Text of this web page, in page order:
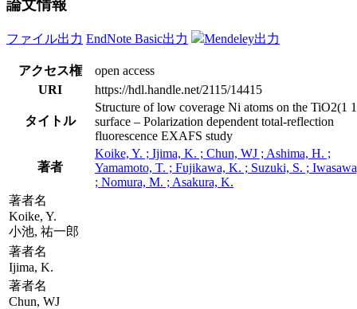
論文情報
ファイル出力 EndNote Basic出力 Mendeley出力
アクセス権
open access
URI
https://hdl.handle.net/2115/14415
タイトル
Structure of low coverage Ni atoms on the TiO2(1
surface – Polarization dependent total-reflection
fluorescence EXAFS study
著者
Koike, Y. ; Ijima, K. ; Chun, WJ ; Ashima, H. ;
Yamamoto, T. ; Fujikawa, K. ; Suzuki, S. ;
; Nomura, M. ; Asakura, K.
著者名
Koike, Y.
小池, 祐一郎
著者名
Ijima, K.
著者名
Chun, WJ